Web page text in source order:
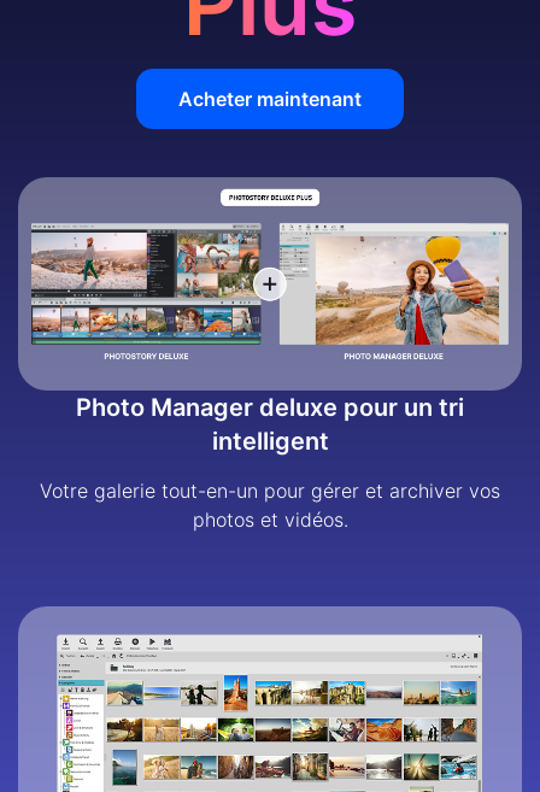
Acheter maintenant
Photo Manager deluxe pour un tri
intelligent
Votre galerie tout-en-un pour gérer et archiver vos
photos et vidéos.